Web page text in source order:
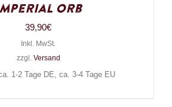
Orb
39,90€
Inkl. MwSt.
zzgl. Versand
1-2 Tage DE, ca. 3-4 Tage EU